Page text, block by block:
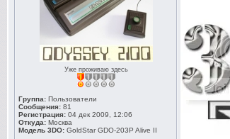
Уже проживаю здесь
Группа: Пользователи
Сообщения: 81
Регистрация: 04 дек 2009, 12:06
Откуда: Москва
Модель 3DO: GoldStar GDO-203P Alive II